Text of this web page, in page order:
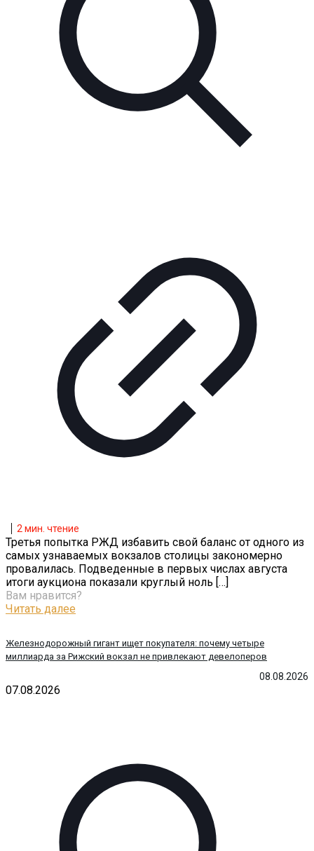
08.08.2026
Железнодорожный гигант ищет покупателя: почему четыре
миллиарда за Рижский вокзал не привлекают девелоперов
2 мин. чтение
Третья попытка РЖД избавить свой баланс от одного из
самых узнаваемых вокзалов столицы закономерно
провалилась. Подведенные в первых числах августа
итоги аукциона показали круглый ноль […]
Вам нравится?
Читать далее
07.08.2026